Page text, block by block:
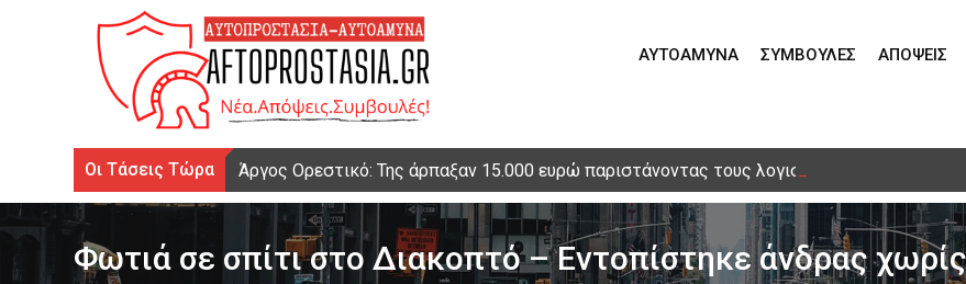
ΑΥΤΟΆΜΥΝΑ
ΣΥΜΒΟΥΛΈΣ ΑΠΌΨΕΙΣ
Οι Τάσεις Τώρα Άργος Ορεστικό: Της άρπαξαν 15.000 ευρώ παριστάνοντας τους λογιστές – Τηλεφωνική
Φωτιά σε σπίτι στο Διακοπτό – Εντοπίστηκε άνδρας